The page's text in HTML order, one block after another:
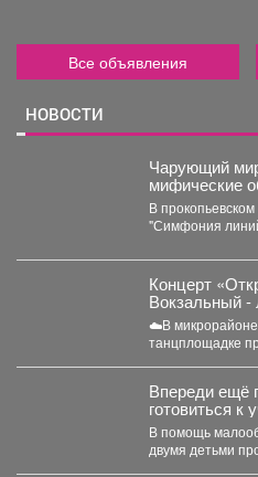
Все объявления
НОВОСТИ
Чарующий
мифические
В
"Симфония
Калугиной. ...
Концерт
Вокзальный -
☁️В
танцплощадке
Впереди ещё
готовиться к
В помощь
двумя детьми